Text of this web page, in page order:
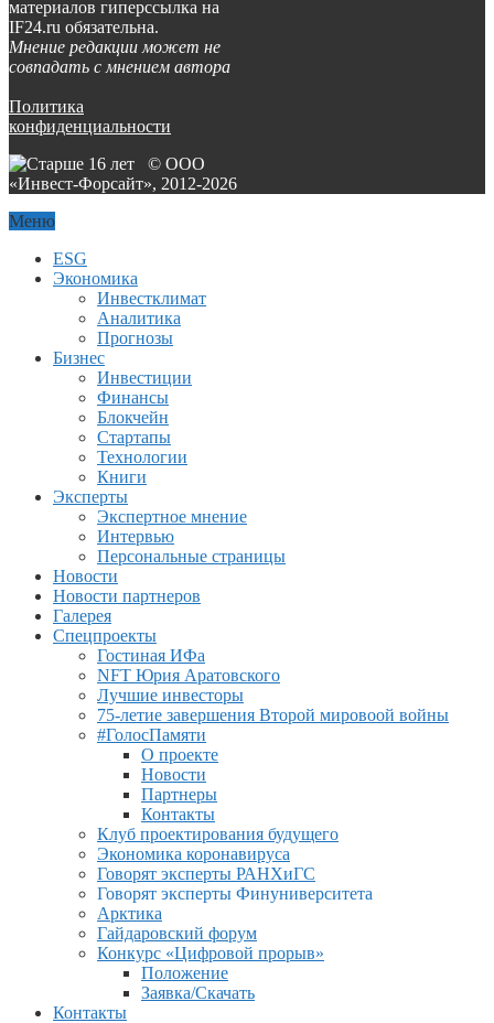
материалов гиперссылка на
IF24.ru обязательна.
Мнение редакции может не
совпадать с мнением автора
Политика
конфиденциальности
© ООО
«Инвест-Форсайт», 2012-2026
Меню
ESG
Экономика
Инвестклимат
Аналитика
Прогнозы
Бизнес
Инвестиции
Финансы
Блокчейн
Стартапы
Технологии
Книги
Эксперты
Экспертное мнение
Интервью
Персональные страницы
Новости
Новости партнеров
Галерея
Спецпроекты
Гостиная ИФа
NFT Юрия Аратовского
Лучшие инвесторы
75-летие завершения Второй мировоой войны
#ГолосПамяти
О проекте
Новости
Партнеры
Контакты
Клуб проектирования будущего
Экономика коронавируса
Говорят эксперты РАНХиГС
Говорят эксперты Финуниверситета
Арктика
Гайдаровский форум
Конкурс «Цифровой прорыв»
Положение
Заявка/Скачать
Контакты